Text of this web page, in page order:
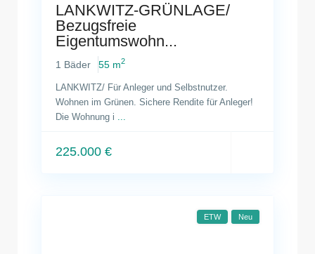
LANKWITZ-GRÜNLAGE/
Bezugsfreie
Eigentumswohn...
1 Bäder 55 m2
LANKWITZ/ Für Anleger und Selbstnutzer.
Wohnen im Grünen. Sichere Rendite für Anleger!
Die Wohnung i
225.000 €
ETW Neu